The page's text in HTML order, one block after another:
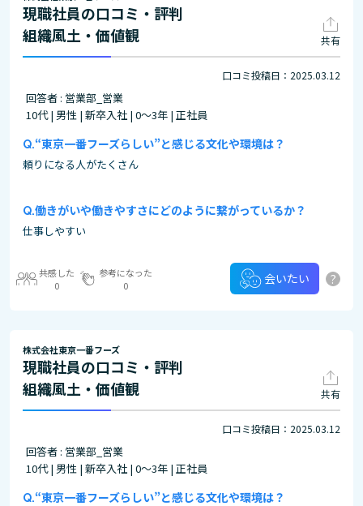
現職社員の口コミ・評判
組織風土・価値観
共有
口コミ投稿日：2025.03.12
回答者 : 営業部_営業
10代 | 男性 | 新卒入社 | 0～3年 | 正社員
“東京一番フーズらしい”と感じる文化や環境は？
頼りになる人がたくさん
働きがいや働きやすさにどのように繋がっているか？
仕事しやすい
共感した
0
参考になった
0
会いたい ?
株式会社東京一番フーズ
現職社員の口コミ・評判
組織風土・価値観
共有
口コミ投稿日：2025.03.12
回答者 : 営業部_営業
10代 | 男性 | 新卒入社 | 0～3年 | 正社員
“東京一番フーズらしい”と感じる文化や環境は？